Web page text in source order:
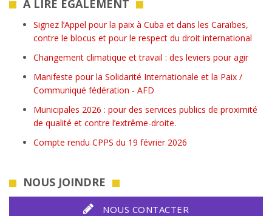
A LIRE ÉGALEMENT
Signez l’Appel pour la paix à Cuba et dans les Caraïbes,
contre le blocus et pour le respect du droit international
Changement climatique et travail : des leviers pour agir
Manifeste pour la Solidarité Internationale et la Paix /
Communiqué fédération - AFD
Municipales 2026 : pour des services publics de proximité
de qualité et contre l’extrême-droite.
Compte rendu CPPS du 19 février 2026
NOUS JOINDRE
NOUS CONTACTER